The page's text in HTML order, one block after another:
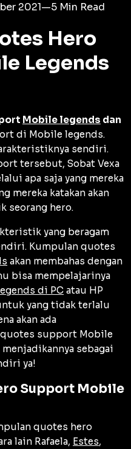
2021—5 Min Read
Hero
Legends
Mobile legends dan
di Mobile legends.
sendiri.
tersebut, Sobat Vexa
apa saja yang mereka
mereka katakan akan
seorang hero.
yang beragam
Kumpulan quotes
akan membahas dengan
bisa mempelajarinya
di PC atau HP
yang tidak terlalu
akan ada
support Mobile
sebagai
ya!
Support Mobile
quotes hero
lain Rafaela, Estes,